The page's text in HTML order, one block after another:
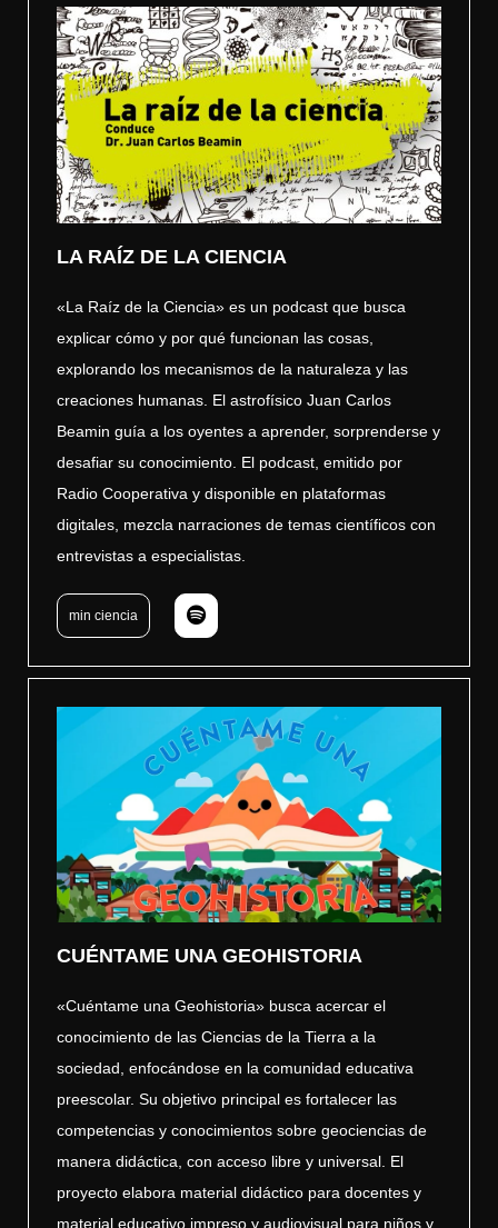
LA RAÍZ DE LA CIENCIA
«La Raíz de la Ciencia» es un podcast que busca
explicar cómo y por qué funcionan las cosas,
explorando los mecanismos de la naturaleza y las
creaciones humanas. El astrofísico Juan Carlos
Beamin guía a los oyentes a aprender, sorprenderse y
desafiar su conocimiento. El podcast, emitido por
Radio Cooperativa y disponible en plataformas
digitales, mezcla narraciones de temas científicos con
entrevistas a especialistas.
min ciencia
CUÉNTAME UNA GEOHISTORIA
«Cuéntame una Geohistoria» busca acercar el
conocimiento de las Ciencias de la Tierra a la
sociedad, enfocándose en la comunidad educativa
preescolar. Su objetivo principal es fortalecer las
competencias y conocimientos sobre geociencias de
manera didáctica, con acceso libre y universal. El
proyecto elabora material didáctico para docentes y
material educativo impreso y audiovisual para niños y